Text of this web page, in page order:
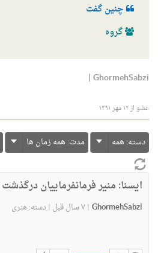
چنین گفت
گروه
GhormehSabzi
|
عضو از ۱۲ مهر ۱۳۹۱
دسته: همه مدت: همه زمان ها
ایسنا: منیر فرمانفرماییان درگذشت
GhormehSabzi
|۷ سال قبل | دسته:هنری